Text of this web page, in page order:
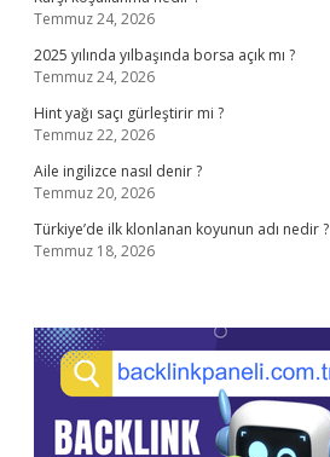
Temmuz 24, 2026
2025 yılında yılbaşında borsa açık mı ?
Temmuz 24, 2026
Hint yağı saçı gürleştirir mi ?
Temmuz 22, 2026
Aile ingilizce nasıl denir ?
Temmuz 20, 2026
Türkiye’de ilk klonlanan koyunun adı nedir ?
Temmuz 18, 2026